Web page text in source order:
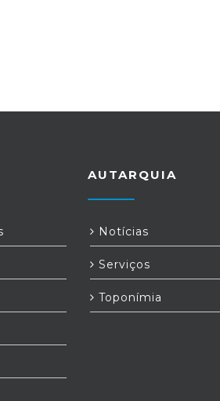
AUTARQUIA
Notícias
Serviços
Toponímia